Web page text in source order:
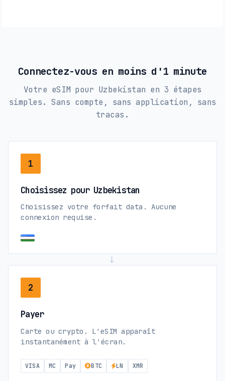
Connectez-vous en moins d'1 minute
Votre eSIM pour Uzbekistan en 3 étapes
simples. Sans compte, sans application, sans
tracas.
1
Choisissez pour Uzbekistan
Choisissez votre forfait data. Aucune
connexion requise.
→
2
Payer
Carte ou crypto. L'eSIM apparaît
instantanément à l'écran.
VISA MC Pay BTC LN XMR